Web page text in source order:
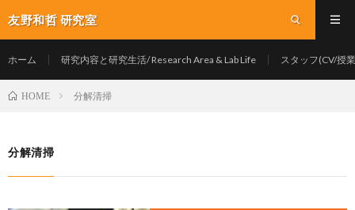
友野和哲 研究室
ホーム 研究内容と研究生活/ Research Area & Lab Life スタッフ(CV/授
HOME 分解清掃
分解清掃